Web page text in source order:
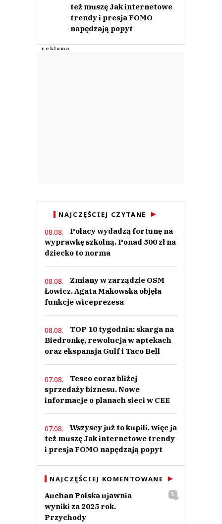
też muszę Jak internetowe
trendy i presja FOMO
napędzają popyt
NAJCZĘŚCIEJ CZYTANE
08.08.
Polacy wydadzą fortunę na
wyprawkę szkolną. Ponad 500 zł na
dziecko to norma
08.08.
Zmiany w zarządzie OSM
Łowicz. Agata Makowska objęła
funkcje wiceprezesa
08.08.
TOP 10 tygodnia: skarga na
Biedronkę, rewolucja w aptekach
oraz ekspansja Gulf i Taco Bell
07.08.
Tesco coraz bliżej
sprzedaży biznesu. Nowe
informacje o planach sieci w CEE
07.08.
Wszyscy już to kupili, więc ja
też muszę Jak internetowe trendy
i presja FOMO napędzają popyt
NAJCZĘŚCIEJ KOMENTOWANE
Auchan Polska ujawnia
wyniki za 2025 rok.
Przychody
5